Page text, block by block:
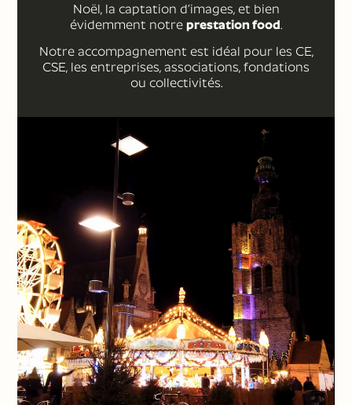
Noël, la captation d’images, et bien
évidemment notre prestation food.
Notre accompagnement est idéal pour les CE,
CSE, les entreprises, associations, fondations
ou collectivités.